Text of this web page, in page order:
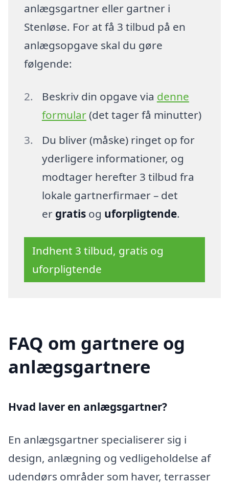
anlægsgartner eller gartner i
Stenløse. For at få 3 tilbud på en
anlægsopgave skal du gøre
følgende:
Beskriv din opgave via denne
formular(det tager få minutter)
Du bliver (måske) ringet op for
yderligere informationer, og
modtager herefter 3 tilbud fra
lokale gartnerfirmaer – det
er gratisog uforpligtende.
Indhent 3 tilbud, gratis og
uforpligtende
FAQ om gartnere og
anlægsgartnere
Hvad laver en anlægsgartner?
En anlægsgartner specialiserer sig i
design, anlægning og vedligeholdelse af
udendørs områder som haver, terrasser